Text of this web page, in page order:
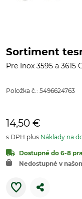
Sortiment
Pre Inox 3595 a 3615
Položka č.: 5496624763
14,50 €
s DPH plus Náklady na
Dostupné do 6-8
Nedostupné v